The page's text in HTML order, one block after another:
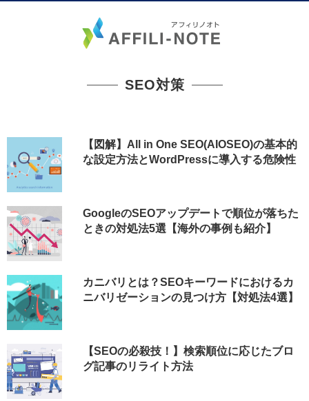
SEO対策
【図解】All in One SEO(AIOSEO)の基本的
な設定方法とWordPressに導入する危険性
GoogleのSEOアップデートで順位が落ちた
ときの対処法5選【海外の事例も紹介】
カニバリとは？SEOキーワードにおけるカ
ニバリゼーションの見つけ方【対処法4選】
【SEOの必殺技！】検索順位に応じたブロ
グ記事のリライト方法